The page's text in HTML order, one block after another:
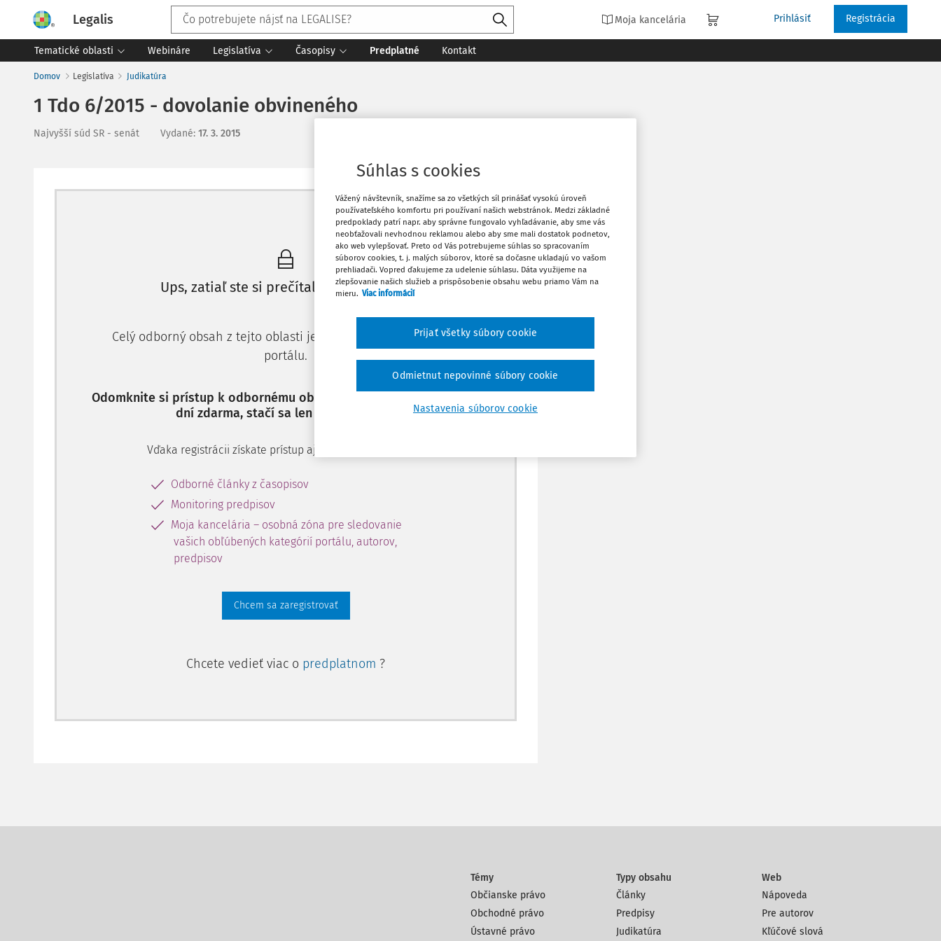
Legalis Moja kancelária Prihlásiť Registrácia
Tematické oblasti Webináre Legislatíva Časopisy Predplatné Kontakt
Domov Legislatíva Judikatúra
1 Tdo 6/2015 - dovolanie obvineného
Najvyšší súd SR - senát Vydané: 17. 3. 2015
Máte predplatné? Prihláste sa
Ups, zatiaľ ste si prečítali len začiatok...
Celý odborný obsah z tejto oblasti je dostupný predplatiteľom
portálu.
Odomknite si prístup k odbornému obsahu a získajte prístup na 10
dní zdarma, stačí sa len zaregistrovať.
Vďaka registrácii získate prístup aj k vybranému obsahu:
Odborné články z časopisov
Monitoring predpisov
Moja kancelária – osobná zóna pre sledovanie
vašich obľúbených kategórií portálu, autorov,
predpisov
Chcem sa zaregistrovať
Chcete vedieť viac o predplatnom ?
Vytlačiť
Obľúbené
Stiahnuť
Témy
Občianske právo
Obchodné právo
Ústavné právo
Typy obsahu
Články
Predpisy
Judikatúra
Web
Nápoveda
Pre autorov
Kľúčové slová
Súhlas s cookies
Vážený návštevník, snažíme sa zo všetkých síl prinášať vysokú úroveň
používateľského komfortu pri používaní našich webstránok. Medzi základné
predpoklady patrí napr. aby správne fungovalo vyhľadávanie, aby sme vás
neobťažovali nevhodnou reklamou alebo aby sme mali dostatok podnetov,
ako web vylepšovať. Preto od Vás potrebujeme súhlas so spracovaním
súborov cookies, t. j. malých súborov, ktoré sa dočasne ukladajú vo vašom
prehliadači. Vopred ďakujeme za udelenie súhlasu. Dáta využijeme na
zlepšovanie našich služieb a prispôsobenie obsahu webu priamo Vám na
mieru. Viac informácií
Nastavenia súborov cookie
Odmietnut nepovinné súbory cookie
Prijať všetky súbory cookie